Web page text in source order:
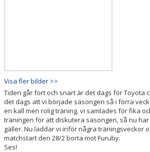
Visa fler bilder >>
Tiden går fort och snart är det dags för Toyota
det dags att vi började säsongen så i förra
en kall men rolig träning. vi samlades för fika
träningen för att diskutera säsongen, så nu
gäller. Nu laddar vi inför några träningsveckor
matchstart den 28/2 borta mot Furuby.
Ses!